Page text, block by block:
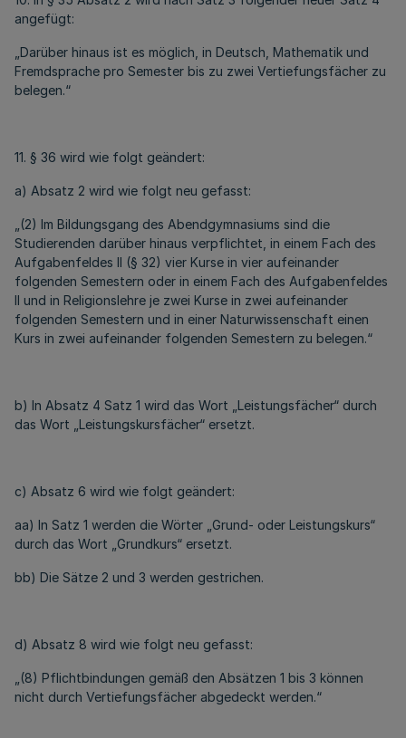
angefügt:
„Darüber hinaus ist es möglich, in Deutsch, Mathematik und
Fremdsprache pro Semester bis zu zwei Vertiefungsfächer zu
belegen.“
11. § 36 wird wie folgt geändert:
a) Absatz 2 wird wie folgt neu gefasst:
„(2) Im Bildungsgang des Abendgymnasiums sind die
Studierenden darüber hinaus verpflichtet, in einem Fach des
Aufgabenfeldes II (§ 32) vier Kurse in vier aufeinander
folgenden Semestern oder in einem Fach des Aufgabenfeldes
II und in Religionslehre je zwei Kurse in zwei aufeinander
folgenden Semestern und in einer Naturwissenschaft einen
Kurs in zwei aufeinander folgenden Semestern zu belegen.“
b) In Absatz 4 Satz 1 wird das Wort „Leistungsfächer“ durch
das Wort „Leistungskursfächer“ ersetzt.
c) Absatz 6 wird wie folgt geändert:
aa) In Satz 1 werden die Wörter „Grund- oder Leistungskurs“
durch das Wort „Grundkurs“ ersetzt.
bb) Die Sätze 2 und 3 werden gestrichen.
d) Absatz 8 wird wie folgt neu gefasst:
„(8) Pflichtbindungen gemäß den Absätzen 1 bis 3 können
nicht durch Vertiefungsfächer abgedeckt werden.“